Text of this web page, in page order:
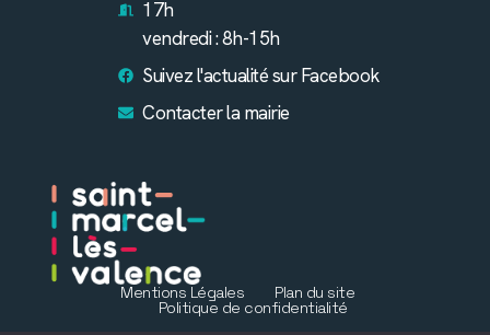
Mentions Légales Plan du site
Politique de confidentialité
17h
vendredi : 8h-15h
Suivez l'actualité sur Facebook
Contacter la mairie